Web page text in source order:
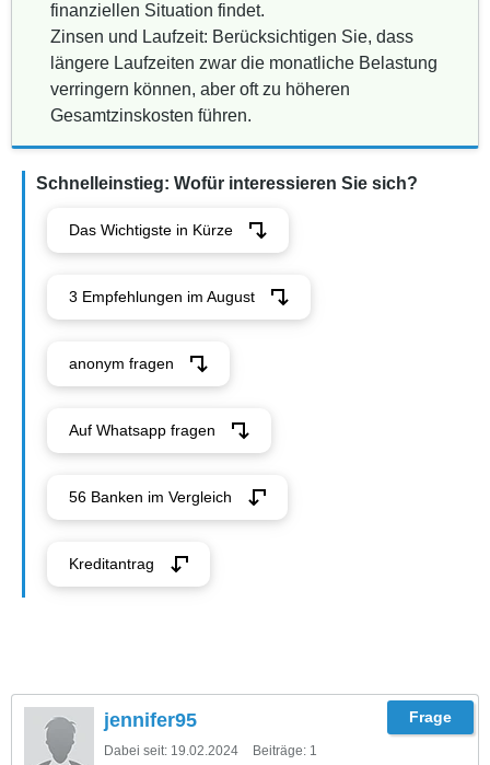
finanziellen Situation findet.
Zinsen und Laufzeit: Berücksichtigen Sie, dass
längere Laufzeiten zwar die monatliche Belastung
verringern können, aber oft zu höheren
Gesamtzinskosten führen.
Schnelleinstieg: Wofür interessieren Sie sich?
Das Wichtigste in Kürze
3 Empfehlungen im August
anonym fragen
Auf Whatsapp fragen
56 Banken im Vergleich
Kreditantrag
jennifer95
Dabei seit: 19.02.2024 Beiträge: 1